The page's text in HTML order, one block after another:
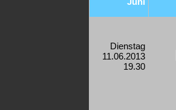
Dienstag
11.06.2013
19.30